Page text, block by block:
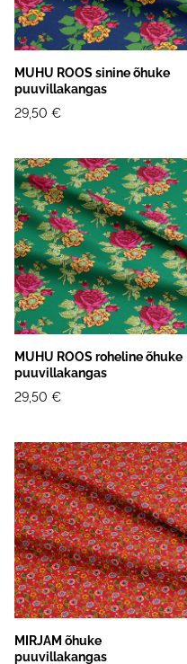
MUHU ROOS sinine õhuke
puuvillakangas
29,50 €
MUHU ROOS roheline õhuke
puuvillakangas
29,50 €
MIRJAM õhuke
puuvillakangas